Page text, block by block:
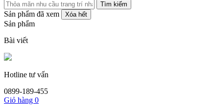
Tìm kiếm
Sản phẩm đã xem Xóa hết
Sản phẩm
Bài viết
Hotline tư vấn
0899-189-455
Giỏ hàng 0